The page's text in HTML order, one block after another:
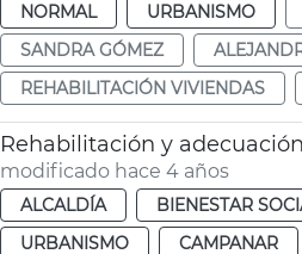
NORMAL
URBANISMO
SANDRA GÓMEZ
REHABILITACIÓN VIVIENDAS
Rehabilitación y
modificado hace 4 años
ALCALDÍA BIENESTAR
URBANISMO
CAMPANAR